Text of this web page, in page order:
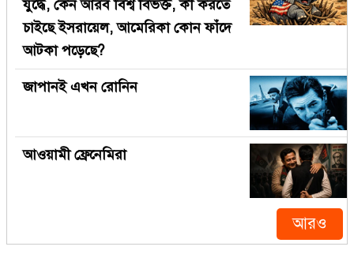
যুদ্ধে, কেন আরব বিশ্ব বিভক্ত, কী করতে
চাইছে ইসরায়েল, আমেরিকা কোন ফাঁদে
আটকা পড়েছে?
জাপানই এখন রোনিন
আওয়ামী ফ্রেনেমিরা
আরও